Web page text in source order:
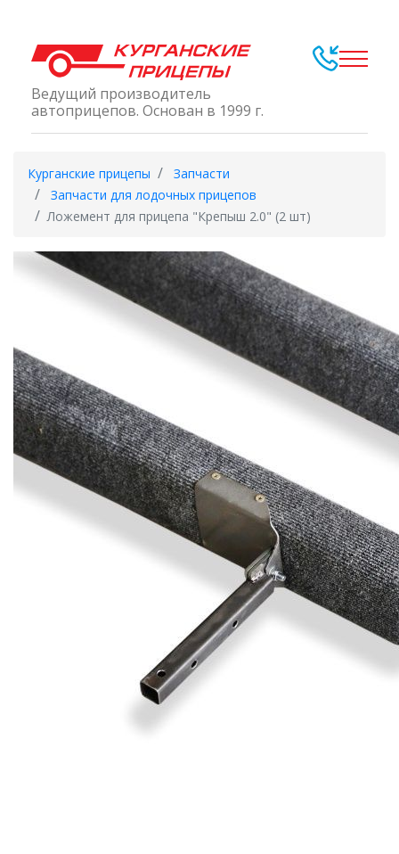
Ведущий производитель
автоприцепов. Основан в 1999 г.
Курганские прицепы
Запчасти
Запчасти для лодочных прицепов
Ложемент для прицепа "Крепыш 2.0" (2 шт)